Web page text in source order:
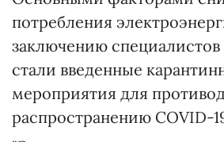
потребления
заключению специалистов
стали введенные
мероприятия для
распространению COVID-